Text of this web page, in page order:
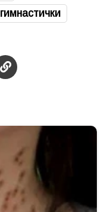
гимнастички